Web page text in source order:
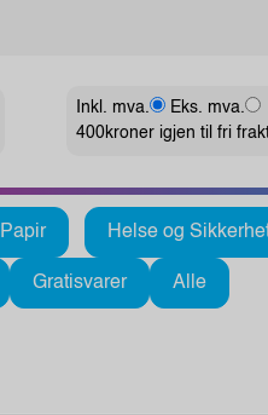
Inkl. mva.
Eks. mva.
400kroner igjen til fri
Papir Helse og
Gratisvarer Alle